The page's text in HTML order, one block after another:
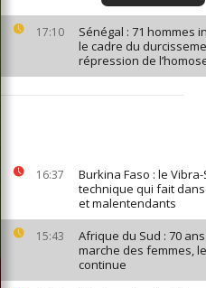
17:10
Sénégal : 71 hommes
le cadre du
répression de
16:37
Burkina Faso : le
technique qui fait
et malentendants
15:43
Afrique du Sud : 70
marche des femmes,
continue